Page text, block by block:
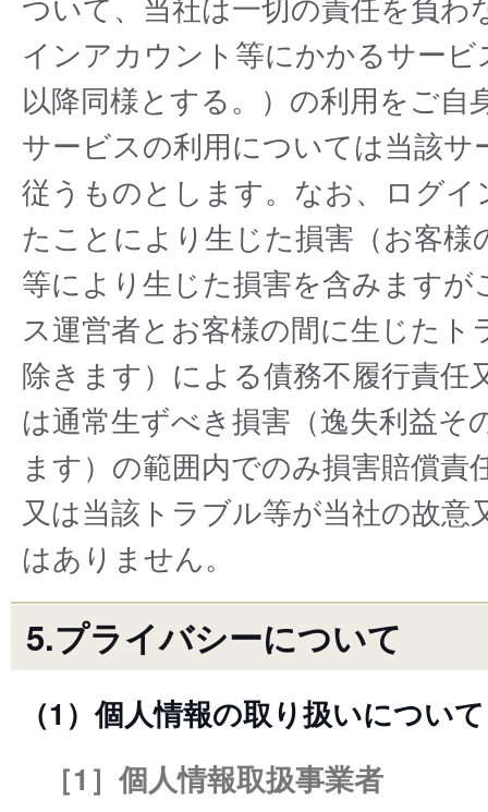
インアカウント等にかかるサー
以降同様とする。）の利⽤をご
サービスの利⽤については当該
従うものとします。なお、ログ
たことにより⽣じた損害（お客
等により生じた損害を含みます
ス運営者とお客様の間に⽣じた
除きます）による債務不履行責
は通常生ずべき損害（逸失利益
ます）の範囲内でのみ損害賠償
又は当該トラブル等が当社の故
はありません。
5.プライバシーについて
（1）個人情報の取り扱いについて
［1］個人情報取扱事業者